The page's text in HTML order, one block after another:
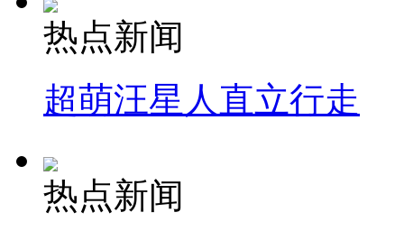
热点新闻
超萌汪星人直立行走
热点新闻